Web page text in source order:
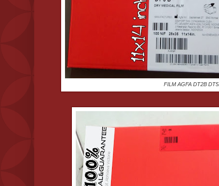
FILM AGFA DT2B